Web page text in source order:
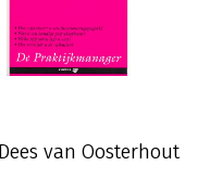
van Oosterhout